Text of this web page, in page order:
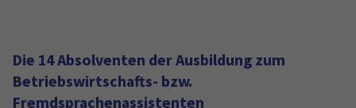
Die 14 Absolventen der Ausbildung zum
Betriebswirtschafts- bzw.
Fremdsprachenassistenten